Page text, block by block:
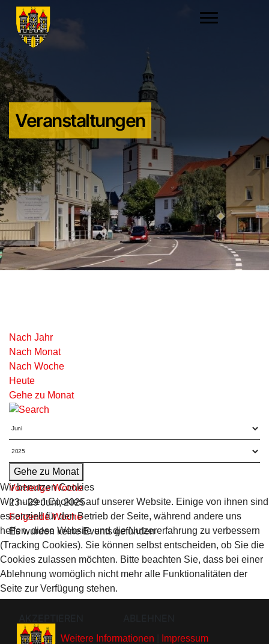
Veranstaltungen
Nach Jahr
Nach Monat
Nach Woche
Heute
Gehe zu Monat
Gehe zu Monat
Vorherige Woche
23 - 29 Juni, 2025
Folgende Woche
Es wurden keine Events gefunden
Wir benutzen Cookies
Wir nutzen Cookies auf unserer Website. Einige von ihnen sind
essenziell für den Betrieb der Seite, während andere uns
helfen, diese Website und die Nutzererfahrung zu verbessern
(Tracking Cookies). Sie können selbst entscheiden, ob Sie die
Cookies zulassen möchten. Bitte beachten Sie, dass bei einer
Ablehnung womöglich nicht mehr alle Funktionalitäten der
Seite zur Verfügung stehen.
Weitere Informationen Impressum